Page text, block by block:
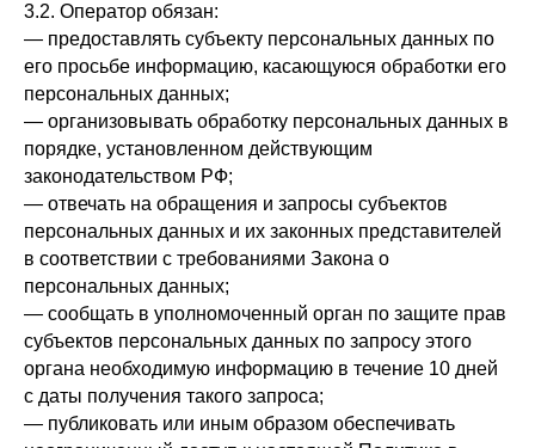
3.2. Оператор обязан:
— предоставлять субъекту персональных данных по
его просьбе информацию, касающуюся обработки его
персональных данных;
— организовывать обработку персональных данных в
порядке, установленном действующим
законодательством РФ;
— отвечать на обращения и запросы субъектов
персональных данных и их законных представителей
в соответствии с требованиями Закона о
персональных данных;
— сообщать в уполномоченный орган по защите прав
субъектов персональных данных по запросу этого
органа необходимую информацию в течение 10 дней
с даты получения такого запроса;
— публиковать или иным образом обеспечивать